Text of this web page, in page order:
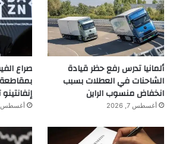
المدفوعة، سيقوم بمجرد
باستخدام شريط بحث جيميل
رسائل البريد الإلكتروني
كلمات مفتاحية مثل “تجديد” أو
“تجديد تلقائي” أو أسماء
ألمانيا تدرس رفع حظر قيادة
الشاحنات في العطلات بسبب
انخفاض منسوب الراين
أغسطس 7, 2026
صراع
أغسطس 7, 2026